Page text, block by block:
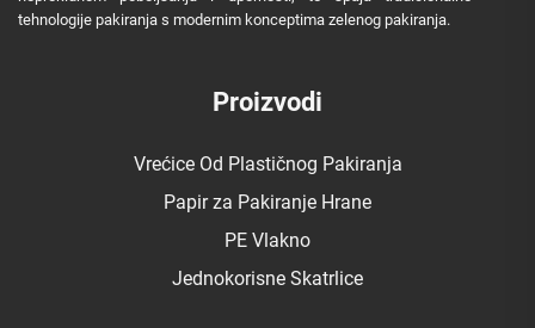
tehnologije pakiranja s modernim konceptima zelenog pakiranja.
Proizvodi
Vrećice Od Plastičnog Pakiranja
Papir za Pakiranje Hrane
PE Vlakno
Jednokorisne Skatrlice